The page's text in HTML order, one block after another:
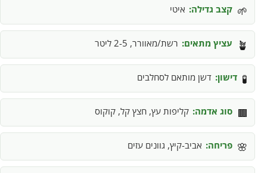
🌱 קצב גדילה: איטי
🪴 עציץ מתאים: רשת/מאוורר, 2-5 ליטר
🧪 דישון: דשן מותאם לסחלבים
🟫 סוג אדמה: קליפות עץ, חצץ קל, קוקוס
🌸 פריחה: אביב-קיץ, גוונים עזים